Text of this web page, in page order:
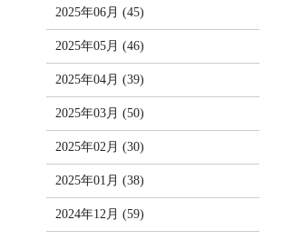
2025年06月 (45)
2025年05月 (46)
2025年04月 (39)
2025年03月 (50)
2025年02月 (30)
2025年01月 (38)
2024年12月 (59)